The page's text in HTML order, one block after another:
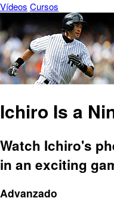
Vídeos Cursos
Ichiro Is a
Watch Ichiro's
in an exciting
Advanzado